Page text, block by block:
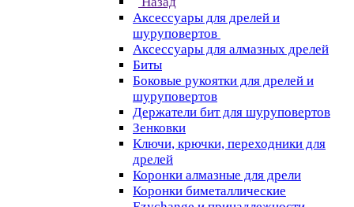
Аксессуары для дрелей и
шуруповертов
Аксессуары для алмазных дрелей
Биты
Боковые рукоятки для дрелей и
шуруповертов
Держатели бит для шуруповертов
Зенковки
Ключи, крючки, переходники для
дрелей
Коронки алмазные для дрели
Коронки биметаллические